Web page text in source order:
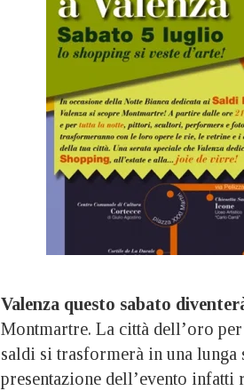
Valenza questo sabato
Montmartre. La città dell’oro
saldi si trasformerà in una
presentazione dell’evento